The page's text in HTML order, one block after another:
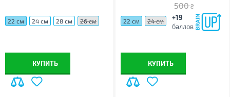
22 см 24 см 28 см 26 см
КУПИТЬ
500 ₴
+19
баллов
22 см 24 см
КУПИТЬ